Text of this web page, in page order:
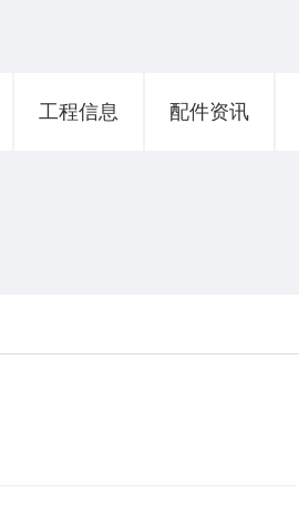
工程信息 配件资讯